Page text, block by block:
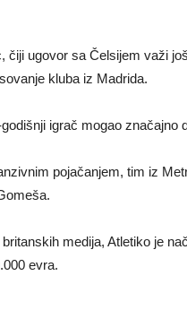
čiji ugovor sa Čelsijem važi
kluba iz Madrida.
igrač mogao značajno
pojačanjem, tim iz
medija, Atletiko je
evra.